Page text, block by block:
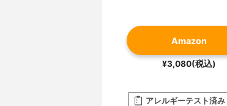
Amazon
¥3,080(税込)
アレルギーテスト済み